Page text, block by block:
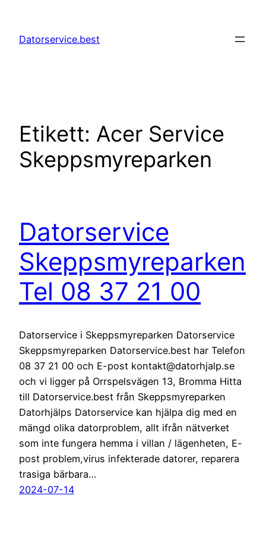
innehåll
Datorservice.best
Etikett: Acer Service
Skeppsmyreparken
Datorservice
Skeppsmyreparken
Tel 08 37 21 00
Datorservice i Skeppsmyreparken Datorservice
Skeppsmyreparken Datorservice.best har Telefon
08 37 21 00 och E-post kontakt@datorhjalp.se
och vi ligger på Orrspelsvägen 13, Bromma Hitta
till Datorservice.best från Skeppsmyreparken
Datorhjälps Datorservice kan hjälpa dig med en
mängd olika datorproblem, allt ifrån nätverket
som inte fungera hemma i villan / lägenheten, E-
post problem,virus infekterade datorer, reparera
trasiga bärbara…
2024-07-14